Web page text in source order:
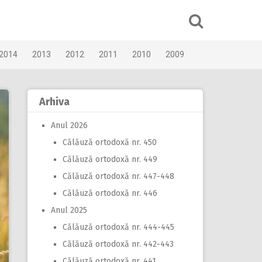
2013 2012 2011 2010 2009
Arhiva
Anul 2026
Călăuză ortodoxă nr. 450
Călăuză ortodoxă nr. 449
Călăuză ortodoxă nr. 447-448
Călăuză ortodoxă nr. 446
Anul 2025
Călăuză ortodoxă nr. 444-445
Călăuză ortodoxă nr. 442-443